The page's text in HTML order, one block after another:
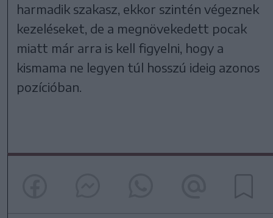
harmadik szakasz, ekkor szintén végeznek
kezeléseket, de a megnövekedett pocak
miatt már arra is kell figyelni, hogy a
kismama ne legyen túl hosszú ideig azonos
pozícióban.